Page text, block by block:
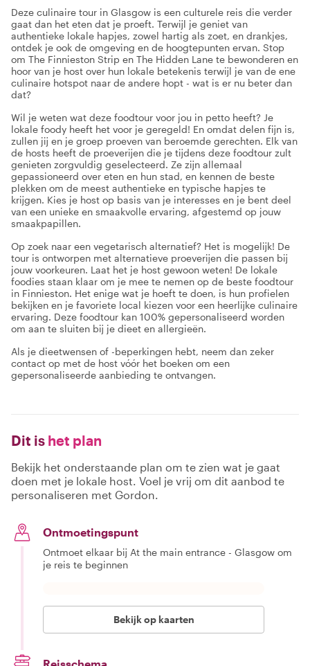
Deze culinaire tour in Glasgow is een culturele reis die verder
gaat dan het eten dat je proeft. Terwijl je geniet van
authentieke lokale hapjes, zowel hartig als zoet, en drankjes,
ontdek je ook de omgeving en de hoogtepunten ervan. Stop
om The Finnieston Strip en The Hidden Lane te bewonderen en
hoor van je host over hun lokale betekenis terwijl je van de ene
culinaire hotspot naar de andere hopt - wat is er nu beter dan
dat?
Wil je weten wat deze foodtour voor jou in petto heeft? Je
lokale foody heeft het voor je geregeld! En omdat delen fijn is,
zullen jij en je groep proeven van beroemde gerechten. Elk van
de hosts heeft de proeverijen die je tijdens deze foodtour zult
genieten zorgvuldig geselecteerd. Ze zijn allemaal
gepassioneerd over eten en hun stad, en kennen de beste
plekken om de meest authentieke en typische hapjes te
krijgen. Kies je host op basis van je interesses en je bent deel
van een unieke en smaakvolle ervaring, afgestemd op jouw
smaakpapillen.
Op zoek naar een vegetarisch alternatief? Het is mogelijk! De
tour is ontworpen met alternatieve proeverijen die passen bij
jouw voorkeuren. Laat het je host gewoon weten! De lokale
foodies staan klaar om je mee te nemen op de beste foodtour
in Finnieston. Het enige wat je hoeft te doen, is hun profielen
bekijken en je favoriete local kiezen voor een heerlijke culinaire
ervaring. Deze foodtour kan 100% gepersonaliseerd worden
om aan te sluiten bij je dieet en allergieën.
Als je dieetwensen of -beperkingen hebt, neem dan zeker
contact op met de host vóór het boeken om een
gepersonaliseerde aanbieding te ontvangen.
Dit is het plan
Bekijk het onderstaande plan om te zien wat je gaat
doen met je lokale host. Voel je vrij om dit aanbod te
personaliseren met Gordon.
Ontmoetingspunt
Ontmoet elkaar bij At the main entrance - Glasgow om
je reis te beginnen
Bekijk op kaarten